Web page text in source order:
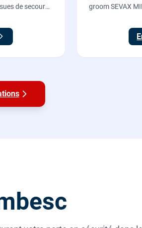
de secours
groom SEVAX
scellement au